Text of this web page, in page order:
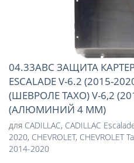
04.33ABC ЗАЩИТА
ESCALADE V-6.2 (2015-
(ШЕВРОЛЕ ТАХО) V-6,2
(АЛЮМИНИЙ 4 ММ)
для CADILLAC, CADILLAC
2020, CHEVROLET, CHEVROLET
2014-2020